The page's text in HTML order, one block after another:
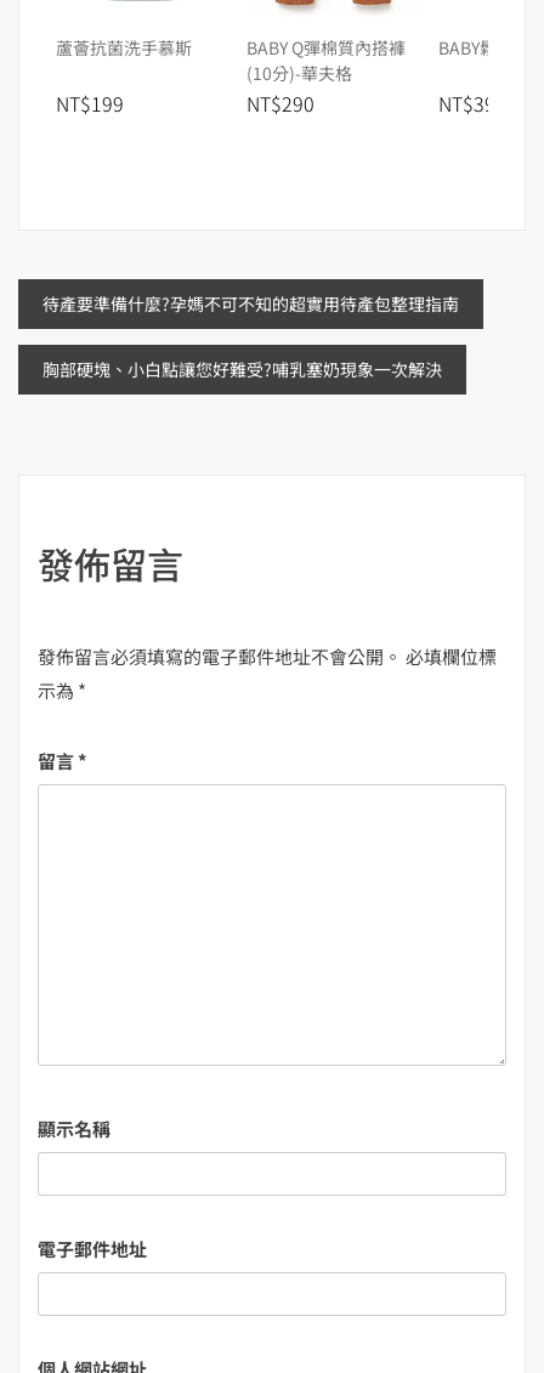
蘆薈抗菌洗手慕斯
NT$199
BABY Q彈棉質內搭褲
(10分)-華夫格
NT$290
BABY鬆緊休
NT$390
文
章
待產要準備什麼?孕媽不可不知的超實用待產包整理指南
胸部硬塊、小白點讓您好難受?哺乳塞奶現象一次解決
發佈留言
發佈留言必須填寫的電子郵件地址不會公開。 必填欄位標
示為 *
留言*
顯示名稱
電子郵件地址